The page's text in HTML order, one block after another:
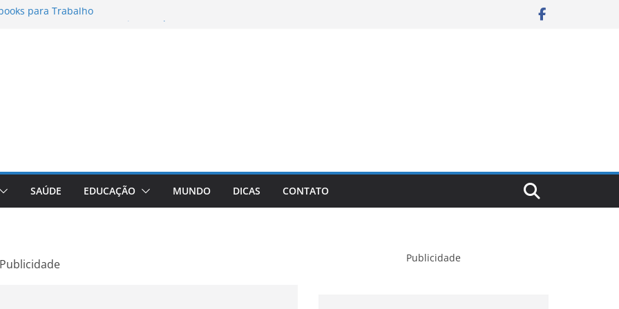
para Trabalho
A Comprehensive Review of the
Loss Pill
SAÚDE EDUCAÇÃO MUNDO DICAS CONTATO
Publicidade Publicidade